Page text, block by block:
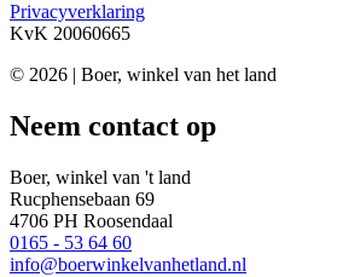
Privacyverklaring
KvK 20060665
© 2026 | Boer, winkel van het land
Neem contact op
Boer, winkel van 't land
Rucphensebaan 69
4706 PH Roosendaal
0165 - 53 64 60
info@boerwinkelvanhetland.nl